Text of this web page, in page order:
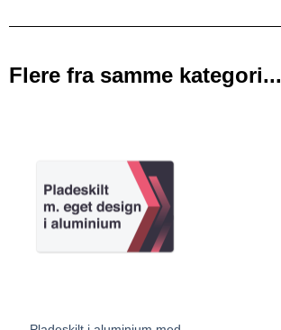
Flere fra samme kategori...